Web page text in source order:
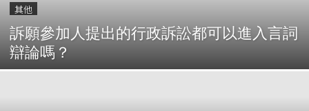
其他
訴願參加人提出的行政訴訟都可以進入言詞
辯論嗎？